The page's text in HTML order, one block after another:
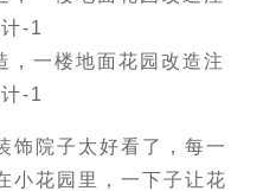
饰院子太好看了，每一
小花园里，一下子让花